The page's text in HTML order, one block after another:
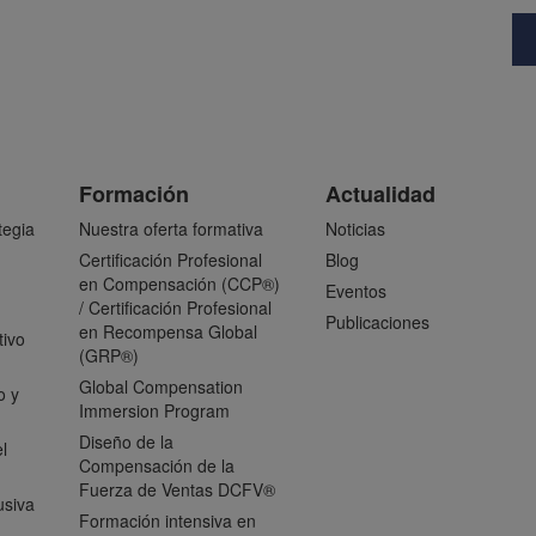
y
Formación
Nuestra oferta formativa
Certificación Profesional
en Compensación (CCP®)
/ Certificación Profesional
en Recompensa Global
(GRP®)
Global Compensation
Immersion Program
Diseño de la
Compensación de la
Fuerza de Ventas DCFV®
Formación intensiva en
Actualidad
Noticias
Blog
Eventos
Publicaciones